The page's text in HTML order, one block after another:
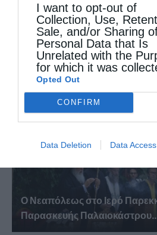
I want to opt-out of
Collection, Use,
Sale, and/or Sharing
Personal Data that Is
Unrelated with the
for which it was
Opted Out
CONFIRM
Data Deletion Data Access
Η πανήγυρις της
στη Θεσσαλονίκη
Ο Νεαπόλεως στο Ιερό
Παρασκευής